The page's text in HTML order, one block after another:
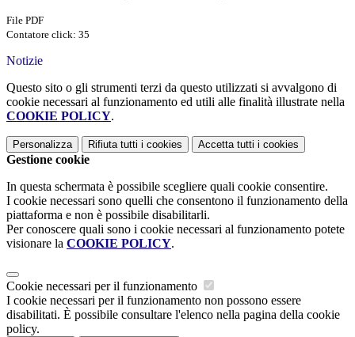
File PDF
Contatore click: 35
Notizie
Questo sito o gli strumenti terzi da questo utilizzati si avvalgono di
cookie necessari al funzionamento ed utili alle finalità illustrate nella
COOKIE POLICY.
Personalizza Rifiuta tutti i cookies Accetta tutti i cookies
Gestione cookie
In questa schermata è possibile scegliere quali cookie consentire.
I cookie necessari sono quelli che consentono il funzionamento della
piattaforma e non è possibile disabilitarli.
Per conoscere quali sono i cookie necessari al funzionamento potete
visionare la COOKIE POLICY.
Cookie necessari per il funzionamento
I cookie necessari per il funzionamento non possono essere
disabilitati. È possibile consultare l'elenco nella pagina della cookie
policy.